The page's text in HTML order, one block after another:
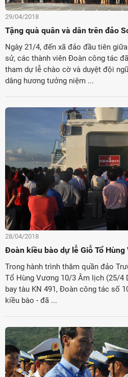
29/04/2018
Tặng quà quân và dân trên đảo
Ngày 21/4, đến xã đảo đầu tiên
sử, các thành viên Đoàn công tác
tham dự lễ chào cờ và duyệt đội
dâng hương tưởng niệm ...
28/04/2018
Đoàn kiều bào dự lễ Giỗ Tổ Hùng
Trong hành trình thăm quần đảo
Tổ Hùng Vương 10/3 Âm lịch (25/4
bay tàu KN 491, Đoàn công tác số
kiều bào - đã ...